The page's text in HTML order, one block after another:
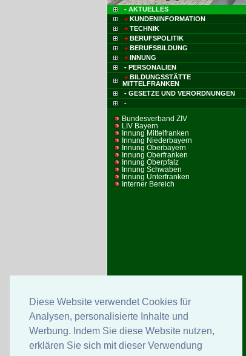
Diese Website verwendet Cookies für
Analysen, personalisierte Inhalte und
Werbung. Indem Sie diese Website nutzen,
erklären Sie sich mit dieser Verwendung
- AKTUELLES
+ KUNDENINFORMATION
+ TECHNIK
+ BERUFSPOLITIK
+ BERUFSBILDUNG
+ INNUNG
- PERSONALIEN
+ BILDUNGSSTÄTTE
MITTELFRANKEN
- GESETZE UND VERORDNUNGEN
-
Bundesverband ZIV
LIV Bayern
Innung Mittelfranken
Innung Niederbayern
Innung Oberbayern
Innung Oberfranken
Innung Oberpfalz
Innung Schwaben
Innung Unterfranken
Interner Bereich